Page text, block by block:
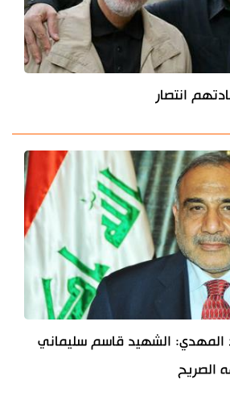
انتصار
الشهيد قاسم سليماني
الصريح